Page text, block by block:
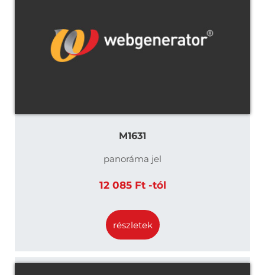
M1631
panoráma jel
12 085 Ft -tól
részletek